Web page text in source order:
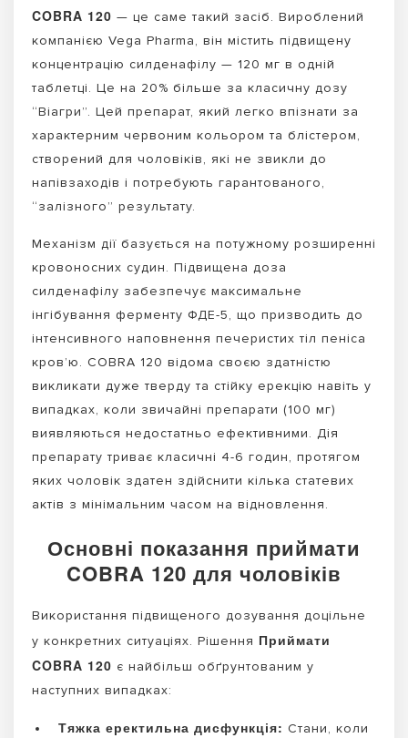
COBRA 120 — це саме такий засіб. Вироблений
компанією Vega Pharma, він містить підвищену
концентрацію силденафілу — 120 мг в одній
таблетці. Це на 20% більше за класичну дозу
“Віагри”. Цей препарат, який легко впізнати за
характерним червоним кольором та блістером,
створений для чоловіків, які не звикли до
напівзаходів і потребують гарантованого,
“залізного” результату.
Механізм дії базується на потужному розширенні
кровоносних судин. Підвищена доза
силденафілу забезпечує максимальне
інгібування ферменту ФДЕ-5, що призводить до
інтенсивного наповнення печеристих тіл пеніса
кров’ю. COBRA 120 відома своєю здатністю
викликати дуже тверду та стійку ерекцію навіть у
випадках, коли звичайні препарати (100 мг)
виявляються недостатньо ефективними. Дія
препарату триває класичні 4-6 годин, протягом
яких чоловік здатен здійснити кілька статевих
актів з мінімальним часом на відновлення.
Основні показання приймати
COBRA 120 для чоловіків
Використання підвищеного дозування доцільне
у конкретних ситуаціях. Рішення Приймати
COBRA 120 є найбільш обґрунтованим у
наступних випадках:
Тяжка еректильна дисфункція: Стани, коли